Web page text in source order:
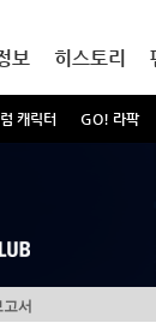
캐릭터 GO! 라팍
보 히스토리
서